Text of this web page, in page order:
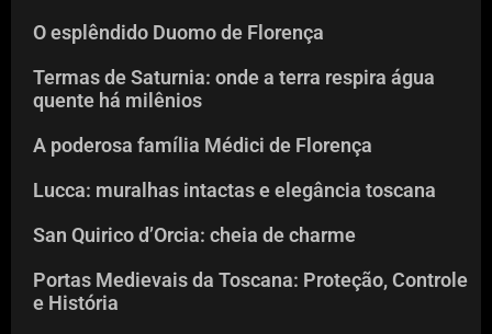
O esplêndido Duomo de Florença
Termas de Saturnia: onde a terra respira água
quente há milênios
A poderosa família Médici de Florença
Lucca: muralhas intactas e elegância toscana
San Quirico d’Orcia: cheia de charme
Portas Medievais da Toscana: Proteção, Controle
e História